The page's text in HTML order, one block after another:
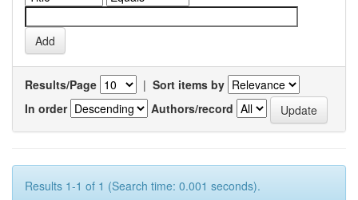
Results/Page | Sort items by
In order
Authors/record
Results 1-1 of 1 (Search time: 0.001 seconds).